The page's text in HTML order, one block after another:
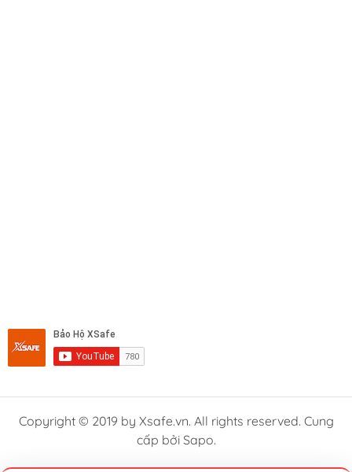
Copyright © 2019 by Xsafe.vn. All rights reserved. Cung
cấp bởi Sapo.